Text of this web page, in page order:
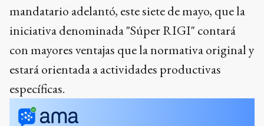
mandatario adelantó, este siete de mayo, que la
iniciativa denominada "Súper RIGI" contará
con mayores ventajas que la normativa original y
estará orientada a actividades productivas
específicas.